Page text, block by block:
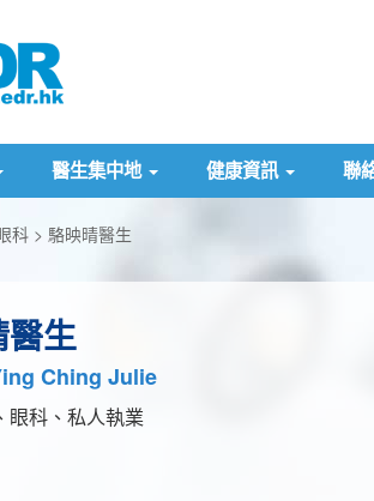
醫生集中地 健康資訊 聯
科 駱映晴醫生
生
Ching Julie
眼科、私人執業